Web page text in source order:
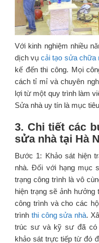
Với kinh nghiệm nhiều
dịch vụcải tạo sửa chữa
kế đến thi công. Mọi
cách tỉ mỉ và chuyên
lợi từ một quy trình làm
Sửa nhà uy tín là mục
3. Chi tiết các
sửa nhà tại Hà
Bước 1: Khảo sát hiện
nhà. Đối với hạng mục
trạng công trình là vô
hiện trạng sẽ ảnh
công trình và cho các
trình thi công sửa nhà.
trúc sư và kỹ sư đã có
khảo sát trực tiếp từ đó